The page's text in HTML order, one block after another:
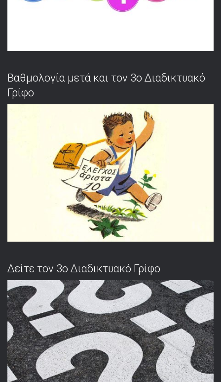
Βαθμολογία μετά και τον 3ο Διαδικτυακό
Γρίφο
Δείτε τον 3ο Διαδικτυακό Γρίφο